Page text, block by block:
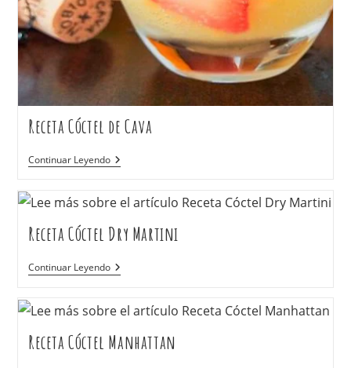
Receta Cóctel de Cava
Continuar Leyendo
Receta Cóctel Dry Martini
Continuar Leyendo
Receta Cóctel Manhattan